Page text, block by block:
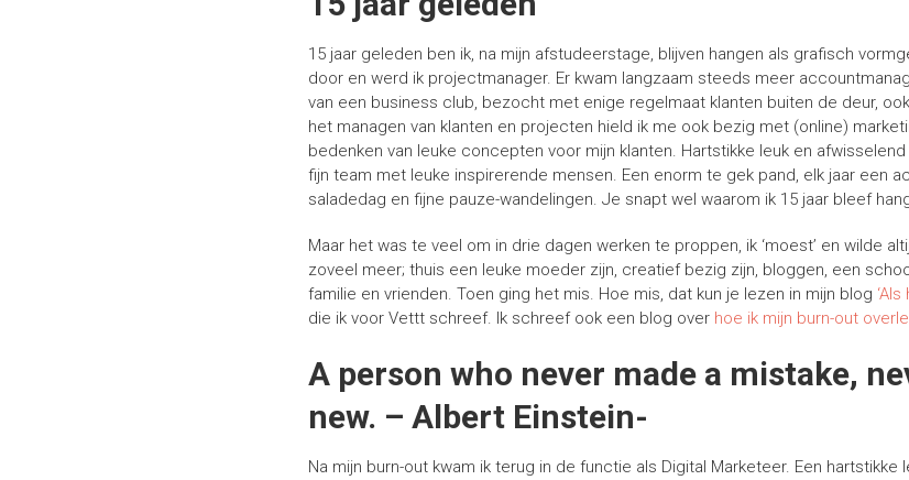
15 jaar geleden ben ik, na mijn afstudeerstage, blijven hangen als grafisch
door en werd ik projectmanager. Er kwam langzaam steeds meer
van een business club, bezocht met enige regelmaat klanten buiten de deur,
het managen van klanten en projecten hield ik me ook bezig met (online)
bedenken van leuke concepten voor mijn klanten. Hartstikke leuk en
fijn team met leuke inspirerende mensen. Een enorm te gek pand, elk jaar een
saladedag en fijne pauze-wandelingen. Je snapt wel waarom ik 15 jaar bleef
Maar het was te veel om in drie dagen werken te proppen, ik ‘moest’ en wilde
zoveel meer; thuis een leuke moeder zijn, creatief bezig zijn, bloggen, een
familie en vrienden. Toen ging het mis. Hoe mis, dat kun je lezen in mijn blog
die ik voor Vettt schreef. Ik schreef ook een blog over hoe ik mijn burn-out
A person who never made a mistake,
new. – Albert Einstein-
Na mijn burn-out kwam ik terug in de functie als Digital Marketeer. Een